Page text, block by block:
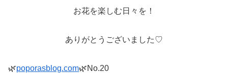
お花を楽しむ日々を！
ありがとうございました♡
🌿poporasblog.com🌿No.20